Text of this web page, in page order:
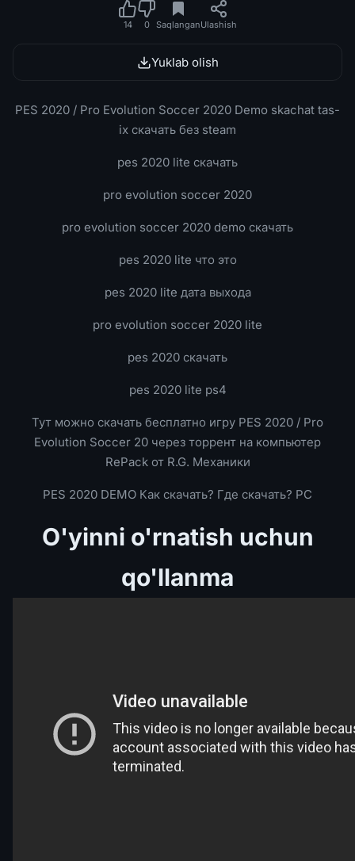
14 0 SaqlanganUlashish
Yuklab olish
PES 2020 / Pro Evolution Soccer 2020 Demo skachat tas-
ix скачать без steam
pes 2020 lite скачать
pro evolution soccer 2020
pro evolution soccer 2020 demo скачать
pes 2020 lite что это
pes 2020 lite дата выхода
pro evolution soccer 2020 lite
pes 2020 скачать
pes 2020 lite ps4
Тут можно скачать бесплатно игру PES 2020 / Pro
Evolution Soccer 20 через торрент на компьютер
RePack от R.G. Механики
PES 2020 DEMO Как скачать? Где скачать? PC
O'yinni o'rnatish uchun
qo'llanma